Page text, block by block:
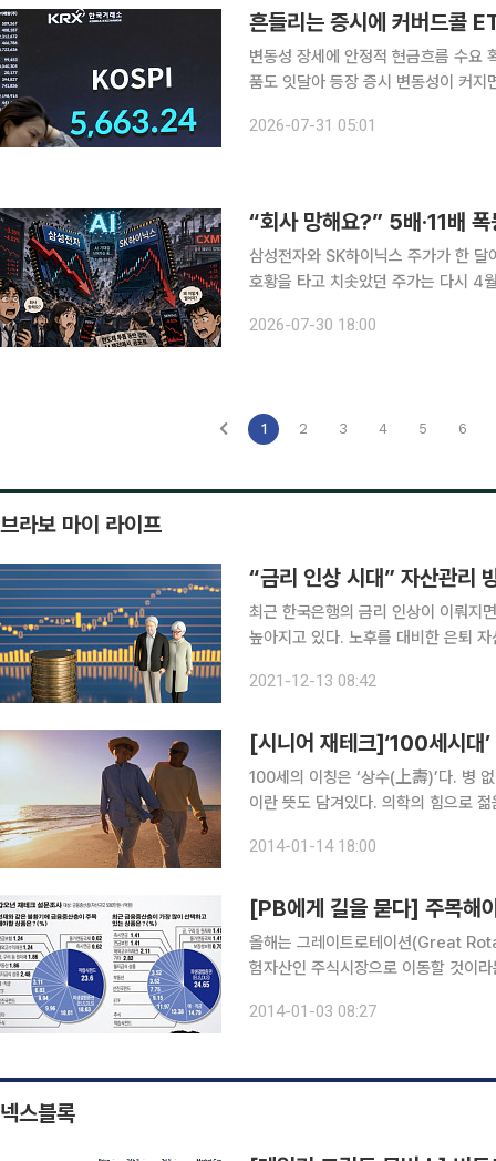
흔들리는 증시에 커버드콜
변동성 장세에 안정적 현금흐름 수요
품도 잇달아 등장 증시 변동성이 커지면서 안정적인 현금흐름을 내세운 커버드콜 상장지수펀드
2026-07-31 05:01
삼성전자와 SK하이닉스 주가가 한
호황을 타고 치솟았던 주가는 다시 4
자심리를 짓눌렀다. 실적보다 향후 성
2026-07-30 18:00
1 2 3 4 5 6
브라보 마이 라이프
“금리 인상 시대” 자산관리
최근 한국은행의 금리 인상이 이뤄지
높아지고 있다. 노후를 대비한 은퇴
트 인상했다. 지난해 코로나 19 위기
2021-12-13 08:42
[시니어 재테크]‘100세시대
100세의 이칭은 ‘상수(上壽)’다. 병
이란 뜻도 담겨있다. 의학의 힘으로
2020년 무렵이면 90세에 도달할 것
2014-01-14 18:00
[PB에게 길을 묻다] 주목해
올해는 그레이트로테이션(Great
험자산인 주식시장으로 이동할 것이
오년 재테크 시장에서도 중위험·중수
2014-01-03 08:27
넥스블록